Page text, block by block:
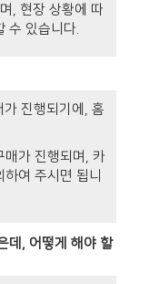
, 현장 상황에 따
수 있습니다.
진행되기에, 홈
매가 진행되며, 카
여 주시면 됩니
데, 어떻게 해야 할